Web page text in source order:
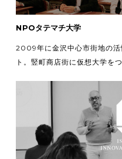
NPOタテマチ大学
2009年に金沢中心市街地の
ト。竪町商店街に仮想大学を